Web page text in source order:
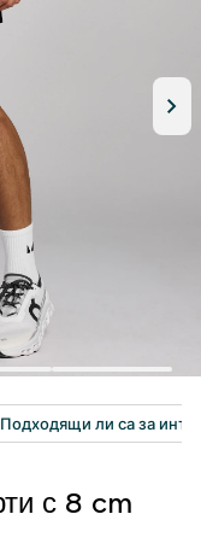
с 8 cm